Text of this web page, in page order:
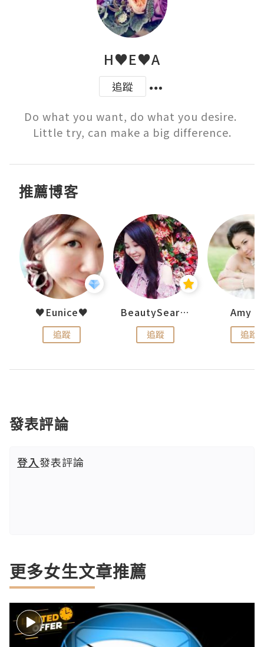
H♥E♥A
追蹤
Do what you want, do what you desire.
Little try, can make a big difference.
推薦博客
♥Eunice♥
追蹤
BeautySearch
追蹤
Amy
追蹤
發表評論
登入發表評論
更多女生文章推薦